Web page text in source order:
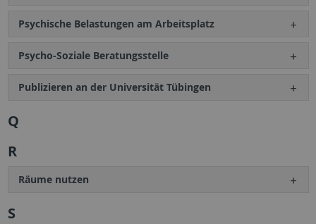
Psychische Belastungen am Arbeitsplatz
Psycho-Soziale Beratungsstelle
Publizieren an der Universität Tübingen
Q
R
Räume nutzen
S